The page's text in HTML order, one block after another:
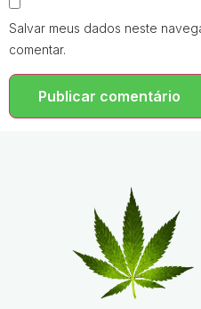
Salvar meus dados neste
comentar.